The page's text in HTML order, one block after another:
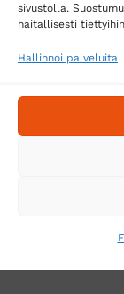
sivustolla.
haitallisesti
Hallinnoi palveluita
Tilaa uutiskirje